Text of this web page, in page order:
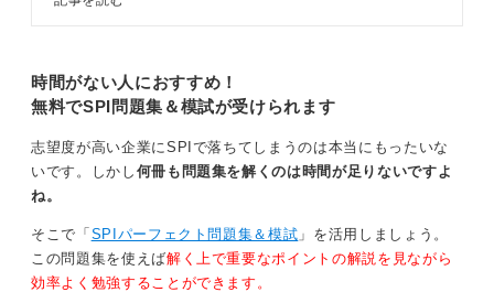
問題文を読んだら何通りあるのか、そのうち何通りが条
件を満たすのかを言葉で説明できるかを意識して練習す
ると、本番でも安定して解けるようになります。
時間がない人におすすめ！
無料でSPI問題集＆模試が受けられます
志望度が高い企業にSPIで落ちてしまうのは本当にもったいな
いです。しかし 何冊も問題集を解くのは時間が足りないですよ
ね。
そこで「 SPIパーフェクト問題集＆模試 」を活用しましょう。
この問題集を使えば解く上で重要なポイントの解説を見ながら
効率よく勉強することができます。